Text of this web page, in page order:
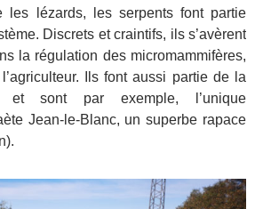
les lézards, les serpents font partie
Discrets et craintifs, ils s’avèrent
la régulation des micromammifères,
Ils font aussi partie de la
et sont par exemple, l’unique
Jean-le-Blanc, un superbe rapace